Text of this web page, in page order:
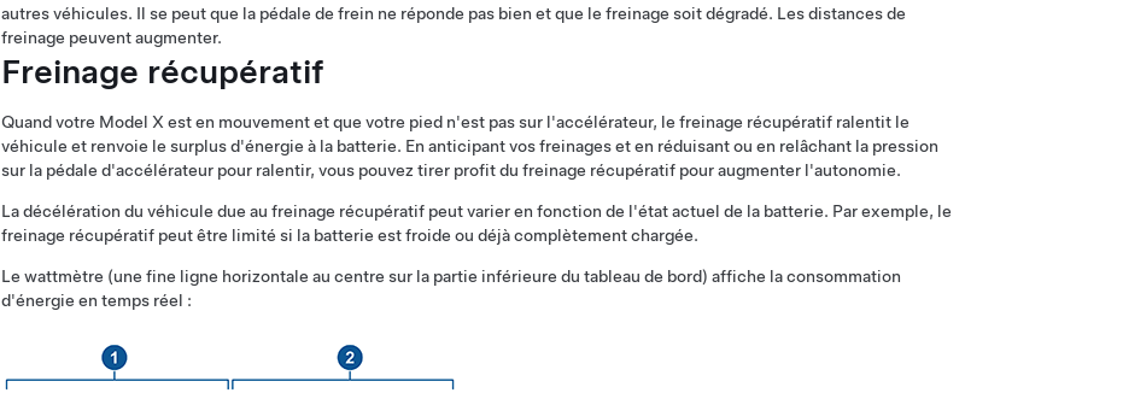
autres véhicules. Il se peut que la pédale de frein ne réponde pas bien et que le freinage soit dégradé. Les distances de
freinage peuvent augmenter.
Freinage récupératif
Quand votre Model X est en mouvement et que votre pied n'est pas sur l'accélérateur, le freinage récupératif ralentit le
véhicule et renvoie le surplus d'énergie à la batterie. En anticipant vos freinages et en réduisant ou en relâchant la pression
sur la pédale d'accélérateur pour ralentir, vous pouvez tirer profit du freinage récupératif pour augmenter l'autonomie.
La décélération du véhicule due au freinage récupératif peut varier en fonction de l'état actuel de la batterie. Par exemple, le
freinage récupératif peut être limité si la batterie est froide ou déjà complètement chargée.
Le wattmètre (une fine ligne horizontale au centre sur la partie inférieure du tableau de bord) affiche la consommation
d'énergie en temps réel :